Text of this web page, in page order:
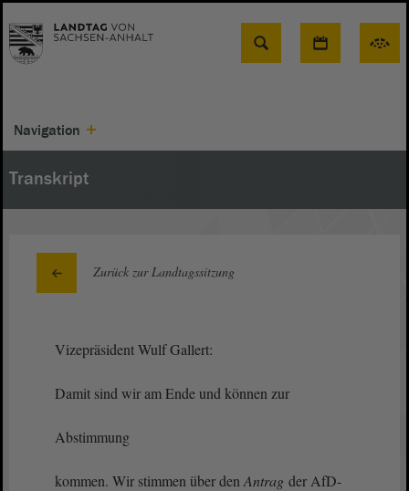
Suche
Navigation
Transkript
Zurück zur Landtagssitzung
Vizepräsident Wulf Gallert:
Damit sind wir am Ende und können zur
Abstimmung
kommen. Wir stimmen über den Antrag der AfD-